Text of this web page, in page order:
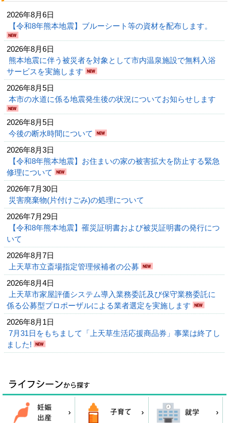
2026年8月6日
【令和8年熊本地震】ブルーシート等の資材を配布します。
2026年8月6日
熊本地震に伴う被災者を対象として市内温泉施設で無料入浴
サービスを実施します
2026年8月5日
本市の水道に係る地震発生後の状況についてお知らせします
2026年8月5日
今後の断水時間について
2026年8月3日
【令和8年熊本地震】お住まいの家の被害拡大を防止する緊急
修理について
2026年7月30日
災害廃棄物(片付けごみ)の処理について
2026年7月29日
【令和8年熊本地震】罹災証明書および被災証明書の発行につ
いて
2026年8月7日
上天草市立斎場指定管理候補者の公募
2026年8月4日
上天草市家屋評価システム導入業務委託及び保守業務委託に
係る公募型プロポーザルによる業者選定を実施します
2026年8月1日
7月31日をもちまして「上天草生活応援商品券」事業は終了し
ました!